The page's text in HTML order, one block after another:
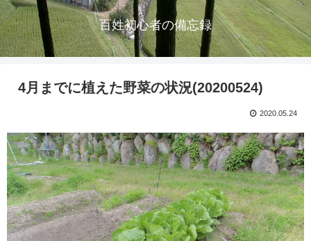
百姓初心者の備忘録
4月までに植えた野菜の状況(20200524)
2020.05.24